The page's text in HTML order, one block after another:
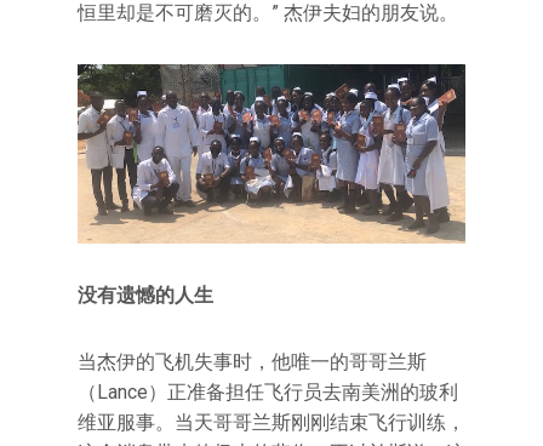
恒里却是不可磨灭的。” 杰伊夫妇的朋友说。
没有遗憾的人生
当杰伊的飞机失事时，他唯一的哥哥兰斯
（Lance）正准备担任飞行员去南美洲的玻利
维亚服事。当天哥哥兰斯刚刚结束飞行训练，